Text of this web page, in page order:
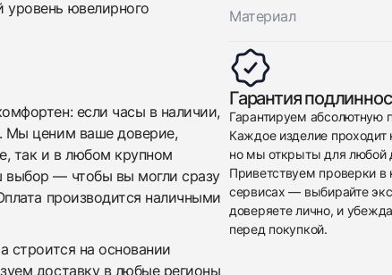
уровень ювелирного
Материал
если часы в наличии,
Мы ценим ваше доверие,
так и в любом крупном
выбор — чтобы вы могли сразу
производится наличными
строится на основании
доставку в любые регионы
Гарантия
Гарантируем абсолютную
Каждое изделие проходит
но мы открыты для любой
Приветствуем проверки в
сервисах — выбирайте
доверяете лично, и
перед покупкой.
Отправить заявку
Приложите фото ваших часов…
Отправить заявку